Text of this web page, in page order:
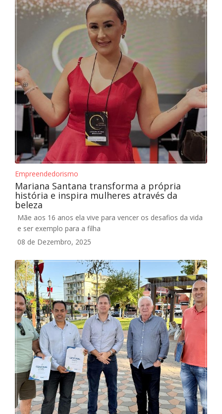
Empreendedorismo
Mariana Santana transforma a própria
história e inspira mulheres através da
beleza
Mãe aos 16 anos ela vive para vencer os desafios da vida
e ser exemplo para a filha
08 de Dezembro, 2025